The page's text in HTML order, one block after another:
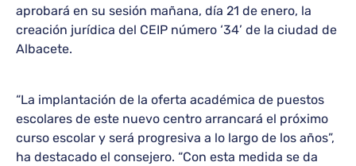
aprobará en su sesión mañana, día 21 de enero, la
creación jurídica del CEIP número ‘34’ de la ciudad de
Albacete.
“La implantación de la oferta académica de puestos
escolares de este nuevo centro arrancará el próximo
curso escolar y será progresiva a lo largo de los años”,
ha destacado el consejero. “Con esta medida se da